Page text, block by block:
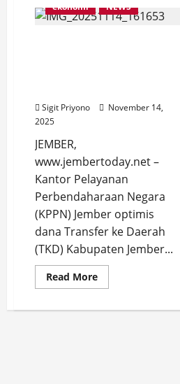
ekonomi NEWS
Sigit Priyono
November 14,
2025
JEMBER,
www.jembertoday.net –
Kantor Pelayanan
Perbendaharaan Negara
(KPPN) Jember optimis
dana Transfer ke Daerah
(TKD) Kabupaten Jember...
Read MoreRead
more
Kabupaten